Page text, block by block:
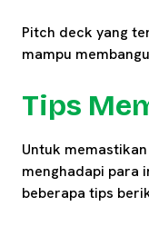
Pitch deck yang
mampu
Tips
Untuk
menghadapi para
beberapa tips